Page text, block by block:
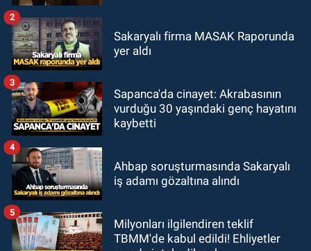
Sakaryalı firma MASAK Raporunda
yer aldı
2
Sapanca'da cinayet: Akrabasının
vurduğu 30 yaşındaki genç hayatını
kaybetti
3
Ahbap soruşturmasında Sakaryalı
iş adamı gözaltına alındı
4
Milyonları ilgilendiren teklif
TBMM'de kabul edildi! Ehliyetler
5